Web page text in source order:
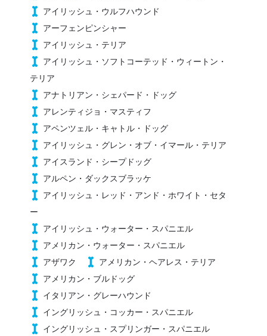
アイリッシュ・ウルフハウンド
アーフェンピンシャー
アイリッシュ・テリア
アイリッシュ・ソフトコーテッド・ウィートン・
テリア
アナトリアン・シェパード・ドッグ
アレンティジョ・マスティフ
アペンツェル・キャトル・ドッグ
アイリッシュ・グレン・オブ・イマール・テリア
アイスランド・シープドッグ
アルペン・ダックスブラッケ
アイリッシュ・レッド・アンド・ホワイト・セタ
ー
アイリッシュ・ウォーター・スパニエル
アメリカン・ウォーター・スパニエル
アザワク
アメリカン・ヘアレス・テリア
アメリカン・ブルドッグ
イタリアン・グレーハウンド
イングリッシュ・コッカー・スパニエル
イングリッシュ・スプリンガー・スパニエル